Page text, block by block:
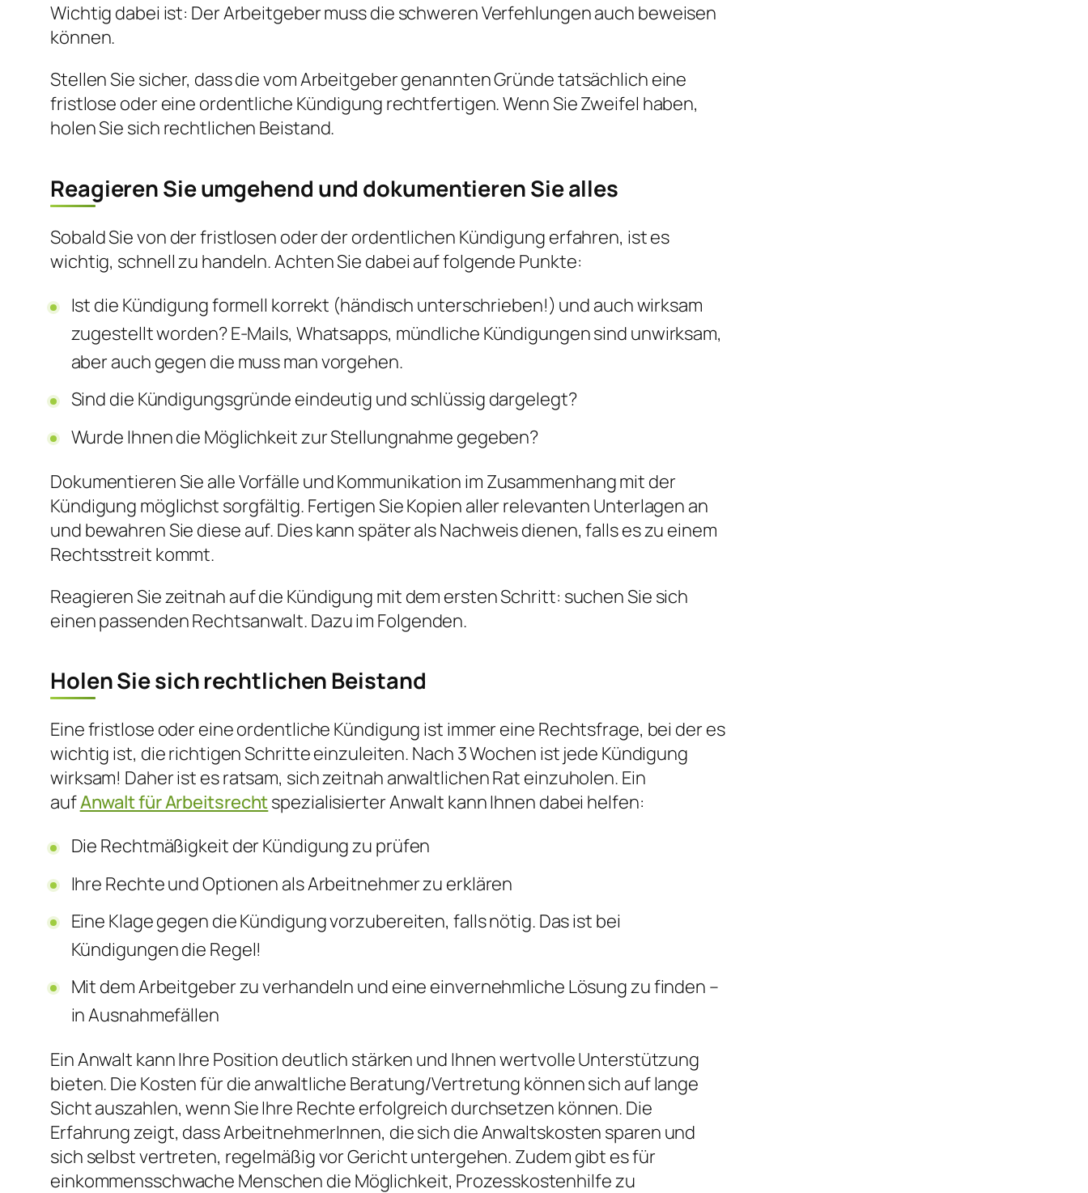
Wichtig dabei ist: Der Arbeitgeber muss die schweren Verfehlungen auch beweisen
können.
Stellen Sie sicher, dass die vom Arbeitgeber genannten Gründe tatsächlich eine
fristlose oder eine ordentliche Kündigung rechtfertigen. Wenn Sie Zweifel haben,
holen Sie sich rechtlichen Beistand.
Reagieren Sie umgehend und dokumentieren Sie alles
Sobald Sie von der fristlosen oder der ordentlichen Kündigung erfahren, ist es
wichtig, schnell zu handeln. Achten Sie dabei auf folgende Punkte:
Ist die Kündigung formell korrekt (händisch unterschrieben!) und auch wirksam
zugestellt worden? E-Mails, Whatsapps, mündliche Kündigungen sind unwirksam,
aber auch gegen die muss man vorgehen.
Sind die Kündigungsgründe eindeutig und schlüssig dargelegt?
Wurde Ihnen die Möglichkeit zur Stellungnahme gegeben?
Dokumentieren Sie alle Vorfälle und Kommunikation im Zusammenhang mit der
Kündigung möglichst sorgfältig. Fertigen Sie Kopien aller relevanten Unterlagen an
und bewahren Sie diese auf. Dies kann später als Nachweis dienen, falls es zu einem
Rechtsstreit kommt.
Reagieren Sie zeitnah auf die Kündigung mit dem ersten Schritt: suchen Sie sich
einen passenden Rechtsanwalt. Dazu im Folgenden.
Holen Sie sich rechtlichen Beistand
Eine fristlose oder eine ordentliche Kündigung ist immer eine Rechtsfrage, bei der es
wichtig ist, die richtigen Schritte einzuleiten. Nach 3 Wochen ist jede Kündigung
wirksam! Daher ist es ratsam, sich zeitnah anwaltlichen Rat einzuholen. Ein
aufAnwalt für Arbeitsrechtspezialisierter Anwalt kann Ihnen dabei helfen:
Die Rechtmäßigkeit der Kündigung zu prüfen
Ihre Rechte und Optionen als Arbeitnehmer zu erklären
Eine Klage gegen die Kündigung vorzubereiten, falls nötig. Das ist bei
Kündigungen die Regel!
Mit dem Arbeitgeber zu verhandeln und eine einvernehmliche Lösung zu finden –
in Ausnahmefällen
Ein Anwalt kann Ihre Position deutlich stärken und Ihnen wertvolle Unterstützung
bieten. Die Kosten für die anwaltliche Beratung/Vertretung können sich auf lange
Sicht auszahlen, wenn Sie Ihre Rechte erfolgreich durchsetzen können. Die
Erfahrung zeigt, dass ArbeitnehmerInnen, die sich die Anwaltskosten sparen und
sich selbst vertreten, regelmäßig vor Gericht untergehen. Zudem gibt es für
einkommensschwache Menschen die Möglichkeit, Prozesskostenhilfe zu